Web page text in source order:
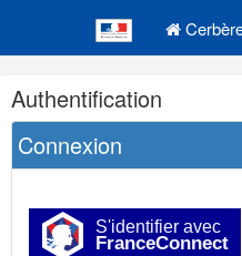
Navigation
et
outils
annexes
Authentification
Connexion
S'identifier avec
FranceConnect